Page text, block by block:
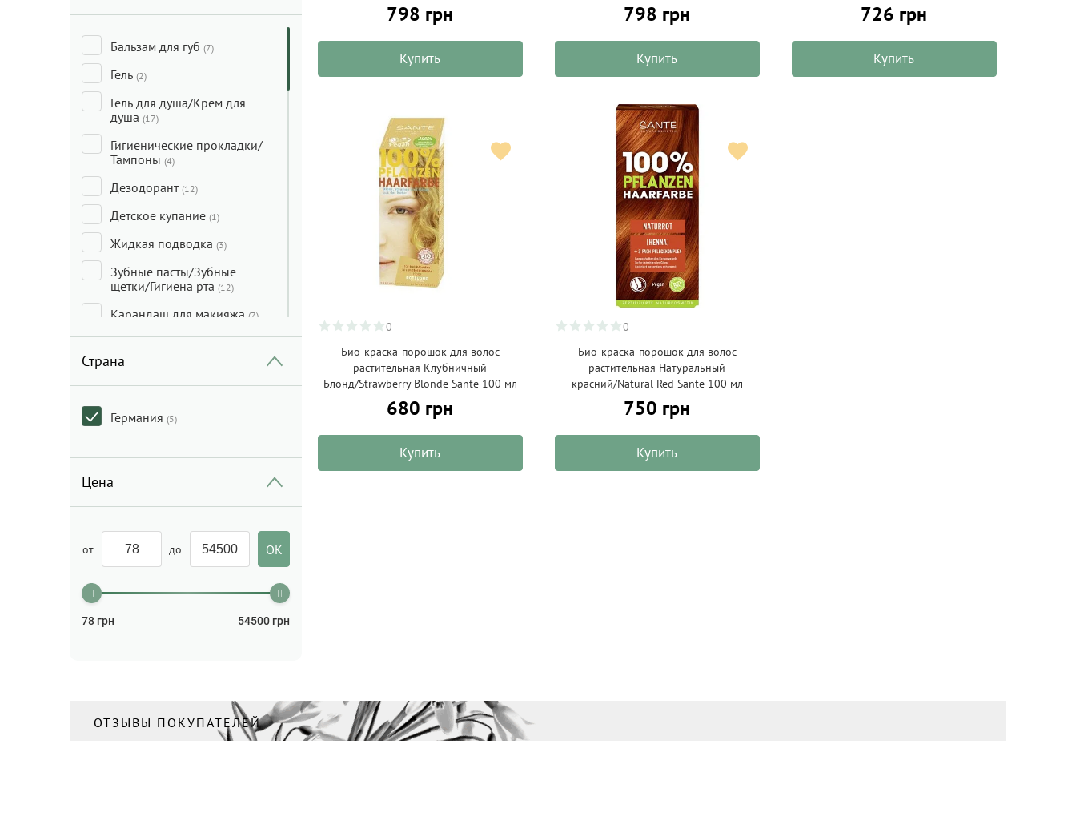
Бальзам для губ (7)
Гель (2)
Гель для душа/Крем для
душа (17)
Гигиенические прокладки/
Тампоны (4)
Дезодорант (12)
Детское купание (1)
Жидкая подводка (3)
Зубные пасты/Зубные
щетки/Гигиена рта (12)
Карандаш для макияжа (7)
Кондиционер для волос
Краска для волос
Крем для тела/Гель для тела
Масло
Набор (2)
Страна
Германия (5)
Цена
от до
78 грн 54500 грн
798 грн
Купить
798 грн
Купить
726 грн
Купить
0
Био-краска-порошок для волос
растительная Клубничный
Блонд/Strawberry Blonde Sante 100 мл
680 грн
Купить
0
Био-краска-порошок для волос
растительная Натуральный
красний/Natural Red Sante 100 мл
750 грн
Купить
ОТЗЫВЫ ПОКУПАТЕЛЕЙ